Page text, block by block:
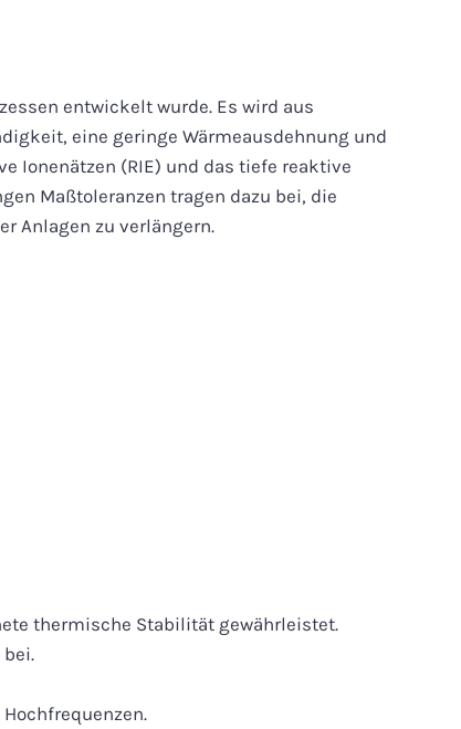
entwickelt wurde. Es wird aus
eine geringe Wärmeausdehnung und
Ionenätzen (RIE) und das tiefe reaktive
Maßtoleranzen tragen dazu bei, die
Anlagen zu verlängern.
thermische Stabilität gewährleistet.